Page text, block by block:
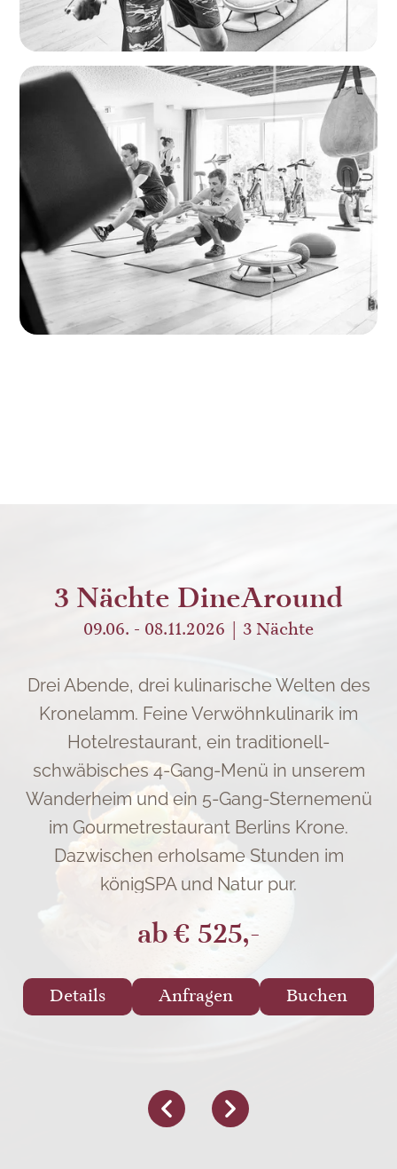
3 Nächte DineAround
09.06. - 08.11.2026 3 Nächte
Drei Abende, drei kulinarische Welten des
Kronelamm. Feine Verwöhnkulinarik im
Hotelrestaurant, ein traditionell-
schwäbisches 4-Gang-Menü in unserem
Wanderheim und ein 5-Gang-Sternemenü
im Gourmetrestaurant Berlins Krone.
Dazwischen erholsame Stunden im
königSPA und Natur pur.
ab € 525,-
Details Anfragen Buchen